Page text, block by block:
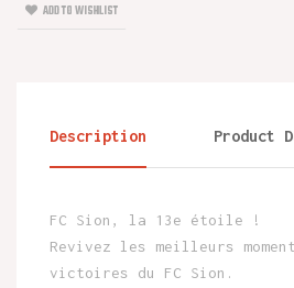
ADD TO WISHLIST
Description Product
FC Sion, la 13e étoile !
Revivez les meilleurs
victoires du FC Sion.